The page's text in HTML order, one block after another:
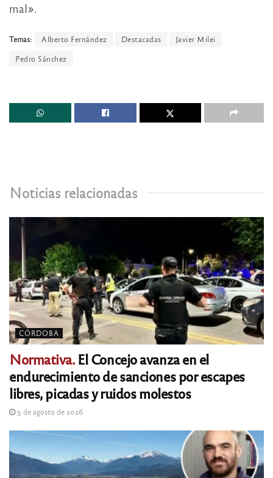
mal».
Temas: Alberto Fernández Destacadas
Javier Milei
Pedro Sánchez
Noticias relacionadas
CÓRDOBA
Normativa.El Concejo avanza en el
endurecimiento de sanciones por escapes
libres, picadas y ruidos molestos
5 de agosto de 2026